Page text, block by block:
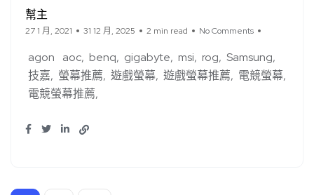
幫主
27 1 月, 2021 31 12 月, 2025 2 min read No Comments
agon aoc benq gigabyte msi rog Samsung
技嘉
螢幕推薦 遊戲螢幕 遊戲螢幕推薦
電競螢幕
電競螢幕推薦